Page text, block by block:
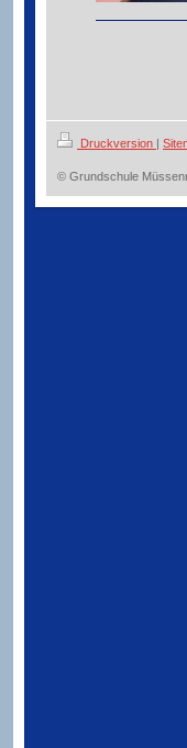
Druckversion |
© Grundschule